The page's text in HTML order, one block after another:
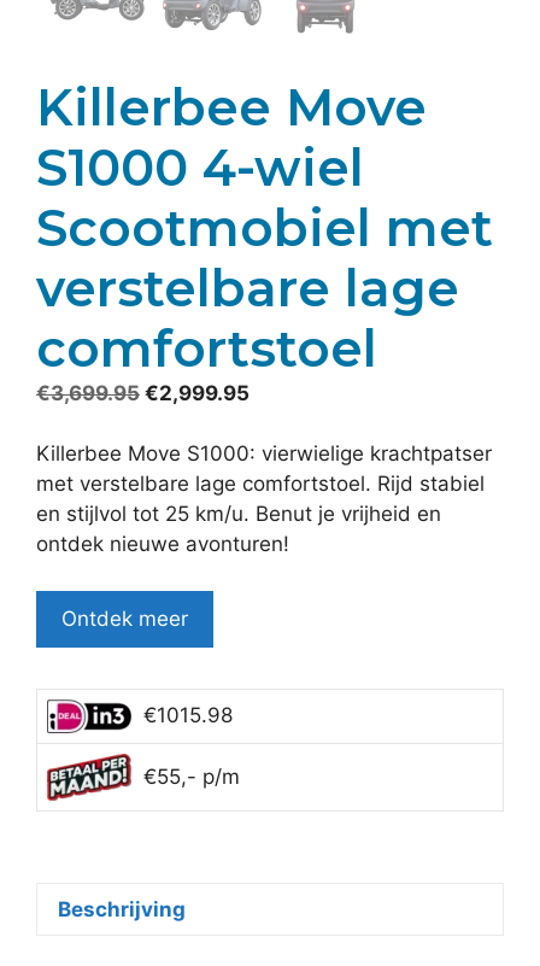
Killerbee Move
S1000 4-wiel
Scootmobiel met
verstelbare lage
comfortstoel
€3,699.95 Oorspronkelijke
was:
€3,699.95.
€2,999.95
is:
€2,999.95.
Killerbee Move S1000: vierwielige krachtpatser
met verstelbare lage comfortstoel. Rijd stabiel
en stijlvol tot 25 km/u. Benut je vrijheid en
ontdek nieuwe avonturen!
Ontdek meer
€1015.98
€55,- p/m
Beschrijving